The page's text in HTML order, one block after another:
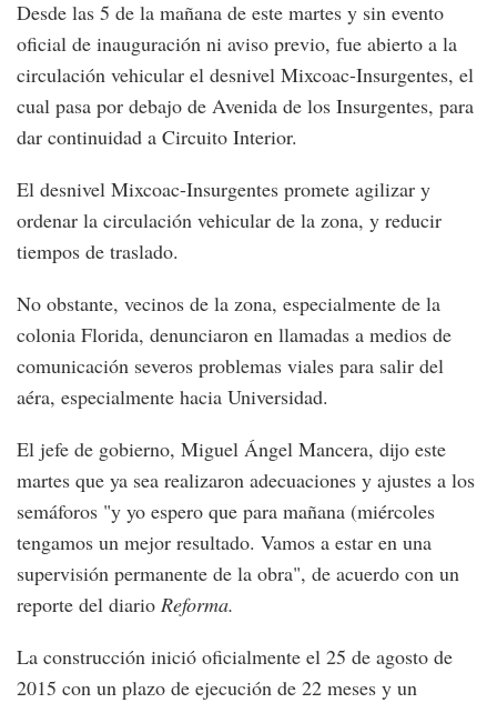
Desde las 5 de la mañana de este martes y sin evento
oficial de inauguración ni aviso previo, fue abierto a la
circulación vehicular el desnivel Mixcoac-Insurgentes, el
cual pasa por debajo de Avenida de los Insurgentes, para
dar continuidad a Circuito Interior.
El desnivel Mixcoac-Insurgentes promete agilizar y
ordenar la circulación vehicular de la zona, y reducir
tiempos de traslado.
No obstante, vecinos de la zona, especialmente de la
colonia Florida, denunciaron en llamadas a medios de
comunicación severos problemas viales para salir del
aéra, especialmente hacia Universidad.
El jefe de gobierno, Miguel Ángel Mancera, dijo este
martes que ya sea realizaron adecuaciones y ajustes a los
semáforos "y yo espero que para mañana (miércoles
tengamos un mejor resultado. Vamos a estar en una
supervisión permanente de la obra", de acuerdo con un
reporte del diario Reforma.
La construcción inició oficialmente el 25 de agosto de
2015 con un plazo de ejecución de 22 meses y un